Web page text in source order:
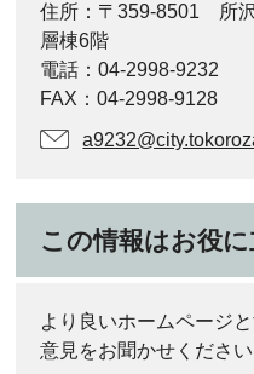
住所：〒359-8501 所
層棟6階
電話：04-2998-9232
FAX：04-2998-9128
この情報はお役
より良いホームページ
意見をお聞かせください